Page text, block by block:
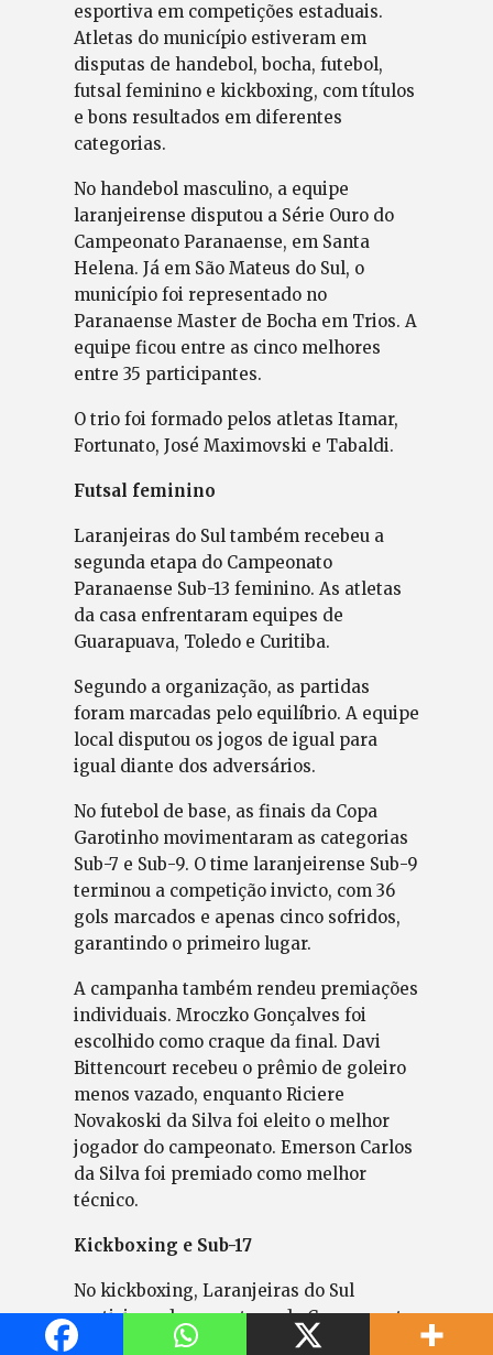
esportiva em competições estaduais.
Atletas do município estiveram em
disputas de handebol, bocha, futebol,
futsal feminino e kickboxing, com títulos
e bons resultados em diferentes
categorias.
No handebol masculino, a equipe
laranjeirense disputou a Série Ouro do
Campeonato Paranaense, em Santa
Helena. Já em São Mateus do Sul, o
município foi representado no
Paranaense Master de Bocha em Trios. A
equipe ficou entre as cinco melhores
entre 35 participantes.
O trio foi formado pelos atletas Itamar,
Fortunato, José Maximovski e Tabaldi.
Futsal feminino
Laranjeiras do Sul também recebeu a
segunda etapa do Campeonato
Paranaense Sub-13 feminino. As atletas
da casa enfrentaram equipes de
Guarapuava, Toledo e Curitiba.
Segundo a organização, as partidas
foram marcadas pelo equilíbrio. A equipe
local disputou os jogos de igual para
igual diante dos adversários.
No futebol de base, as finais da Copa
Garotinho movimentaram as categorias
Sub-7 e Sub-9. O time laranjeirense Sub-9
terminou a competição invicto, com 36
gols marcados e apenas cinco sofridos,
garantindo o primeiro lugar.
A campanha também rendeu premiações
individuais. Mroczko Gonçalves foi
escolhido como craque da final. Davi
Bittencourt recebeu o prêmio de goleiro
menos vazado, enquanto Riciere
Novakoski da Silva foi eleito o melhor
jogador do campeonato. Emerson Carlos
da Silva foi premiado como melhor
técnico.
Kickboxing e Sub-17
No kickboxing, Laranjeiras do Sul
participou de uma etapa do Campeonato
Paranaense realizada em Corbélia. Os